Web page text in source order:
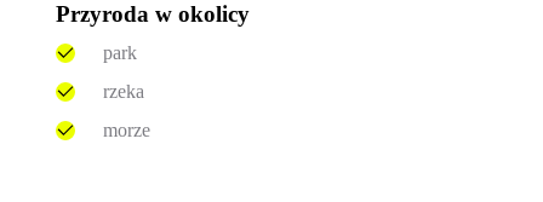
Przyroda w okolicy
park
rzeka
morze